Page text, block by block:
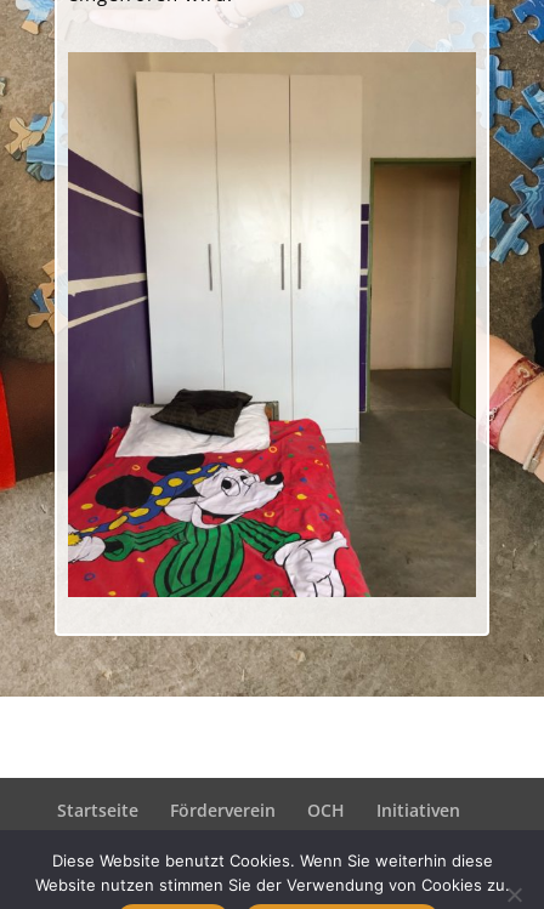
Startseite Förderverein OCH
Initiativen
Impressum
Diese Website benutzt Cookies. Wenn Sie weiterhin diese
Website nutzen stimmen Sie der Verwendung von Cookies zu.